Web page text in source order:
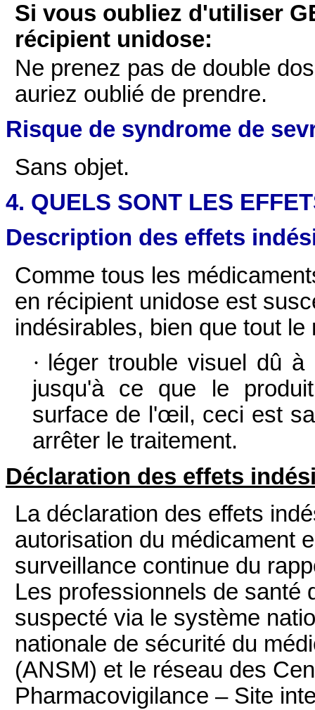
Si vous oubliez d'utiliser
récipient unidose:
Ne prenez pas de double
auriez oublié de prendre.
Risque de syndrome de
Sans objet.
4. QUELS SONT LES
Description des effets
Comme tous les
en récipient unidose est
indésirables, bien que tout
·
léger trouble visuel dû
jusqu'à ce que le
surface de l'œil, ceci est
arrêter le traitement.
Déclaration des effets
La déclaration des effets
autorisation du médicament
surveillance continue du
Les professionnels de santé
suspecté via le système
nationale de sécurité du
(ANSM) et le réseau des
Pharmacovigilance – Site